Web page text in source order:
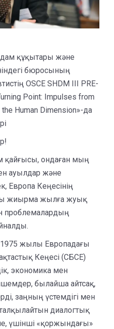
құқытары және
бюросының
OSCE SHDM III PRE-
Point: Impulses from
Human Dimension»-да
қайғысы, ондаған мың
ауылдар және
Европа Кеңесінің
жиырма жылға жуық
проблемалардың
1975 жылы Европадағы
Кеңесі (СБСЕ)
экономика мен
былайша айтсақ,
заңның үстемдігі мен
диалогтық
үшінші «қоржындағы»